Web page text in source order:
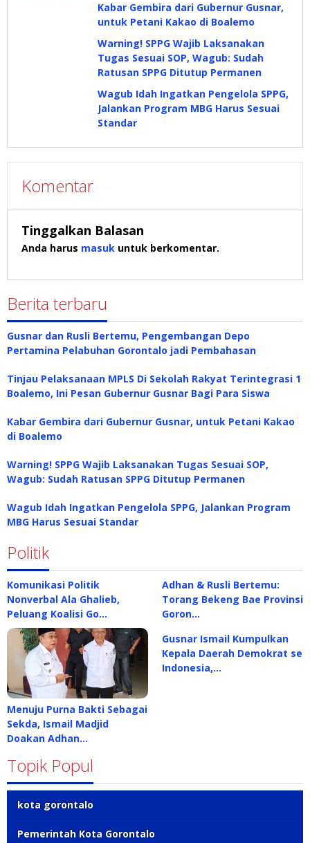
Kabar Gembira dari Gubernur Gusnar,
untuk Petani Kakao di Boalemo
Warning! SPPG Wajib Laksanakan
Tugas Sesuai SOP, Wagub: Sudah
Ratusan SPPG Ditutup Permanen
Wagub Idah Ingatkan Pengelola SPPG,
Jalankan Program MBG Harus Sesuai
Standar
Komentar
Tinggalkan Balasan
Anda harus masuk untuk berkomentar.
Berita terbaru
Gusnar dan Rusli Bertemu, Pengembangan Depo
Pertamina Pelabuhan Gorontalo jadi Pembahasan
Tinjau Pelaksanaan MPLS Di Sekolah Rakyat Terintegrasi 1
Boalemo, Ini Pesan Gubernur Gusnar Bagi Para Siswa
Kabar Gembira dari Gubernur Gusnar, untuk Petani Kakao
di Boalemo
Warning! SPPG Wajib Laksanakan Tugas Sesuai SOP,
Wagub: Sudah Ratusan SPPG Ditutup Permanen
Wagub Idah Ingatkan Pengelola SPPG, Jalankan Program
MBG Harus Sesuai Standar
Politik
Komunikasi Politik
Nonverbal Ala Ghalieb,
Peluang Koalisi Go…
Adhan & Rusli Bertemu:
Torang Bekeng Bae Provinsi
Goron…
Menuju Purna Bakti Sebagai
Sekda, Ismail Madjid
Doakan Adhan…
Gusnar Ismail Kumpulkan
Kepala Daerah Demokrat se
Indonesia,…
Topik Popul
kota gorontalo
Pemerintah Kota Gorontalo